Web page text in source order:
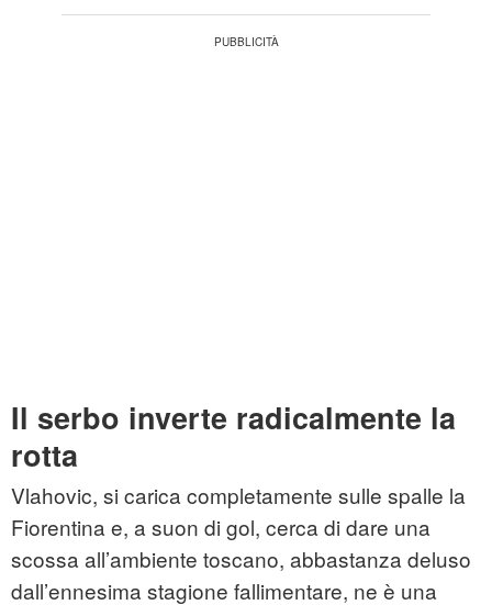
Il serbo inverte radicalmente la
rotta
Vlahovic, si carica completamente sulle spalle la
Fiorentina e, a suon di gol, cerca di dare una
scossa all’ambiente toscano, abbastanza deluso
dall’ennesima stagione fallimentare, ne è una